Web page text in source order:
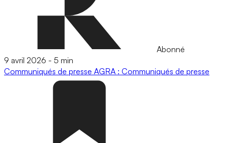
Abonné
9 avril 2026 - 5 min
Communiqués de presse AGRA : Communiqués de presse